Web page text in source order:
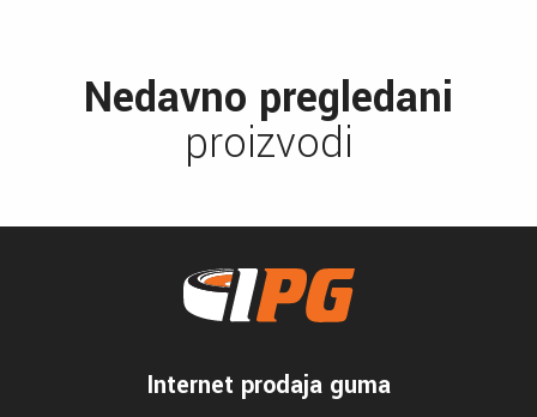
Nedavno pregledani
proizvodi
Internet prodaja guma